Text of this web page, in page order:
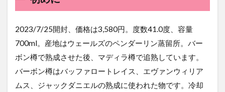
2023/7/25開封、価格は3,580円。度数41.0度、容量
700ml。産地はウェールズのペンダーリン蒸留所。バー
ボン樽で熟成させた後、マディラ樽で追熟しています。
バーボン樽はバッファロートレイス、エヴァンウィリア
ムス、ジャックダニエルの熟成に使われた物です。冷却